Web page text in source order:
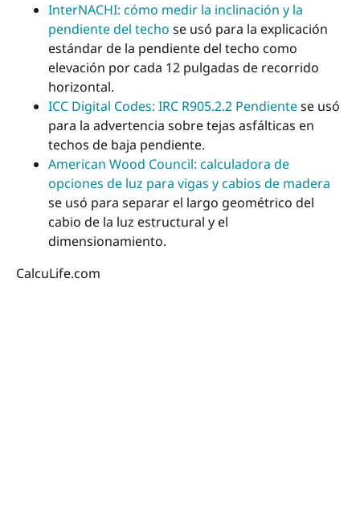
InterNACHI: cómo medir la inclinación y la
pendiente del techo se usó para la explicación
estándar de la pendiente del techo como
elevación por cada 12 pulgadas de recorrido
horizontal.
ICC Digital Codes: IRC R905.2.2 Pendientese usó
para la advertencia sobre tejas asfálticas en
techos de baja pendiente.
American Wood Council: calculadora de
opciones de luz para vigas y cabios de madera
se usó para separar el largo geométrico del
cabio de la luz estructural y el
dimensionamiento.
CalcuLife.com